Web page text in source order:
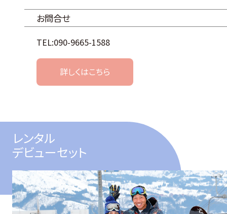
お問合せ
TEL:090-9665-1588
詳しくはこちら
レンタル
デビューセット